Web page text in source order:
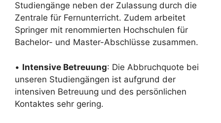
Studiengänge neben der Zulassung durch die
Zentrale für Fernunterricht. Zudem arbeitet
Springer mit renommierten Hochschulen für
Bachelor- und Master-Abschlüsse zusammen.
• Intensive Betreuung: Die Abbruchquote bei
unseren Studiengängen ist aufgrund der
intensiven Betreuung und des persönlichen
Kontaktes sehr gering.